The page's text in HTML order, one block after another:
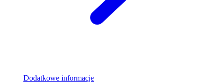
Dodatkowe informacje